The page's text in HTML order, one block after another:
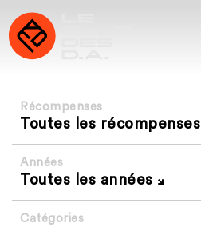
Récompenses
Toutes les récompenses
Années
Toutes les années
Catégories